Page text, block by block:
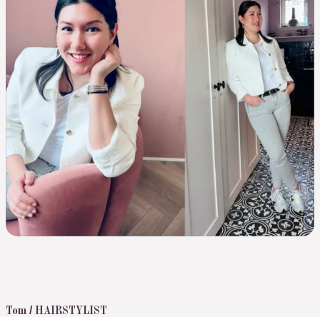
Tom / HAIRSTYLIST